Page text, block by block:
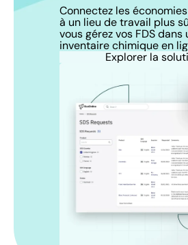
Connectez les
à un lieu de travail plus
vous gérez vos FDS dans
inventaire chimique en
Explorer la